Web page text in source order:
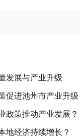
发展与产业升级
促进池州市产业升
政策推动产业发展？
地经济持续增长？